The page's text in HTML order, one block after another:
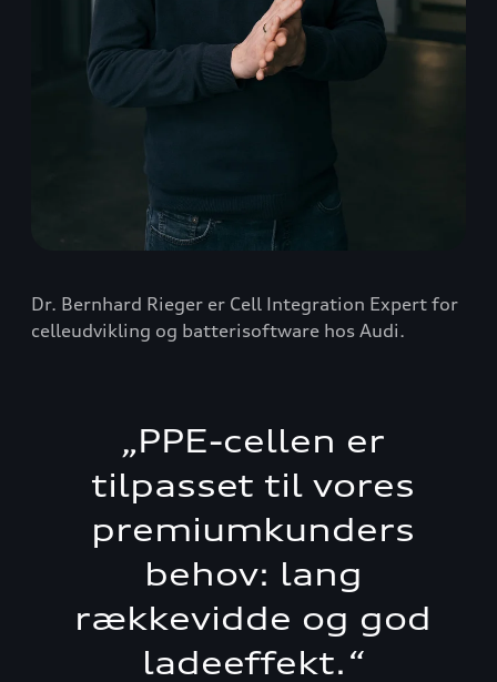
Dr. Bernhard Rieger er Cell Integration Expert for
celleudvikling og batterisoftware hos Audi.
„PPE-cellen er
tilpasset til vores
premiumkunders
behov: lang
rækkevidde og god
ladeeffekt. “